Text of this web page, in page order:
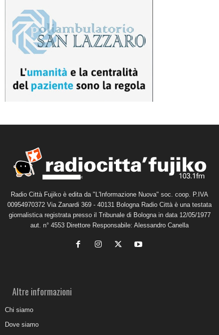
Radio Città Fujiko è edita da "L'Informazione Nuova" soc. coop. P.IVA
00954970372 Via Zanardi 369 - 40131 Bologna Radio Città è una testata
giornalistica registrata presso il Tribunale di Bologna in data 12/05/1977
aut. n° 4553 Direttore Responsabile: Alessandro Canella
Altre informazioni
Chi siamo
Dove siamo